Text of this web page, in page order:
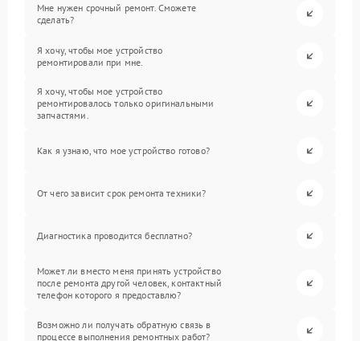
Мне нужен срочный ремонт. Сможете
сделать?
Я хочу, чтобы мое устройство
ремонтировали при мне.
Я хочу, чтобы мое устройство
ремонтировалось только оригинальными
запчастями.
Как я узнаю, что мое устройство готово?
От чего зависит срок ремонта техники?
Диагностика проводится бесплатно?
Может ли вместо меня принять устройство
после ремонта другой человек, контактный
телефон которого я предоставлю?
Возможно ли получать обратную связь в
процессе выполнения ремонтных работ?